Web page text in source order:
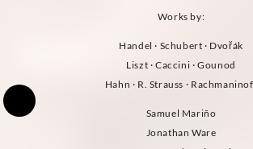
Works by:
Handel · Schubert · Dvořák
Liszt · Caccini · Gounod
Hahn · R. Strauss ·
Samuel Mariño
Jonathan Ware